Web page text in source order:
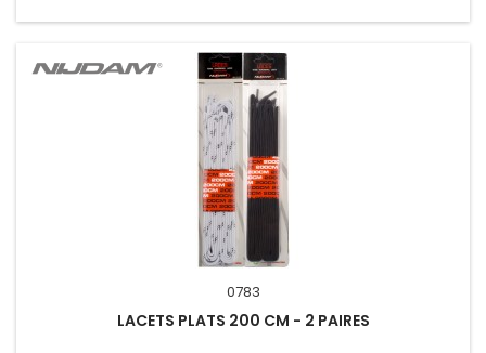
0783
LACETS PLATS 200 CM - 2 PAIRES